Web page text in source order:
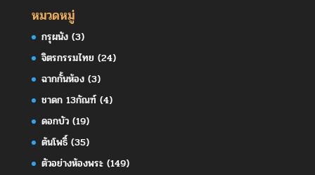
หมวดหมู่
กรุผนัง(3)
จิตรกรรมไทย (24)
ฉากกั้นห้อง(3)
ชาดก 13กัณฑ์(4)
ดอกบัว(19)
ต้นโพธิ์(35)
ตัวอย่างห้องพระ(149)